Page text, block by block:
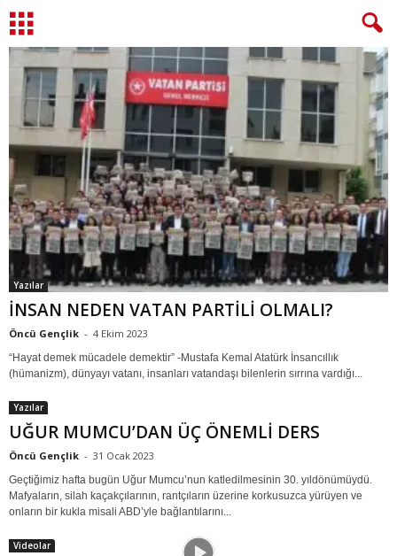
Yazılar
İNSAN NEDEN VATAN PARTİLİ OLMALI?
Öncü Gençlik - 4 Ekim 2023
“Hayat demek mücadele demektir” -Mustafa Kemal Atatürk İnsancıllık
(hümanizm), dünyayı vatanı, insanları vatandaşı bilenlerin sırrına vardığı...
Yazılar
UĞUR MUMCU’DAN ÜÇ ÖNEMLİ DERS
Öncü Gençlik - 31 Ocak 2023
Geçtiğimiz hafta bugün Uğur Mumcu’nun katledilmesinin 30. yıldönümüydü.
Mafyaların, silah kaçakçılarının, rantçıların üzerine korkusuzca yürüyen ve
onların bir kukla misali ABD’yle bağlantılarını...
Videolar